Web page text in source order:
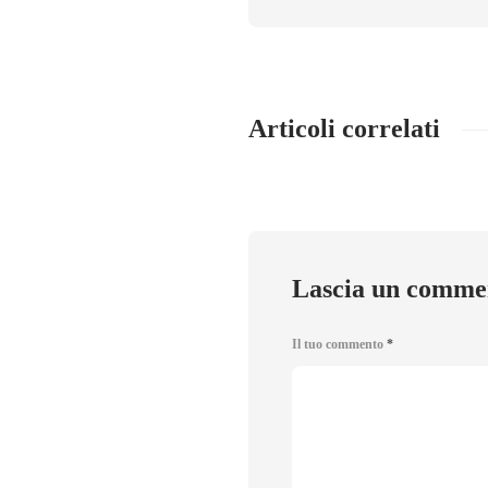
Articoli correlati
Lascia un
Il tuo commento *